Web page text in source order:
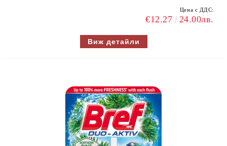
Цена с ДДС:
€12.27 24.00лв.
Виж детайли